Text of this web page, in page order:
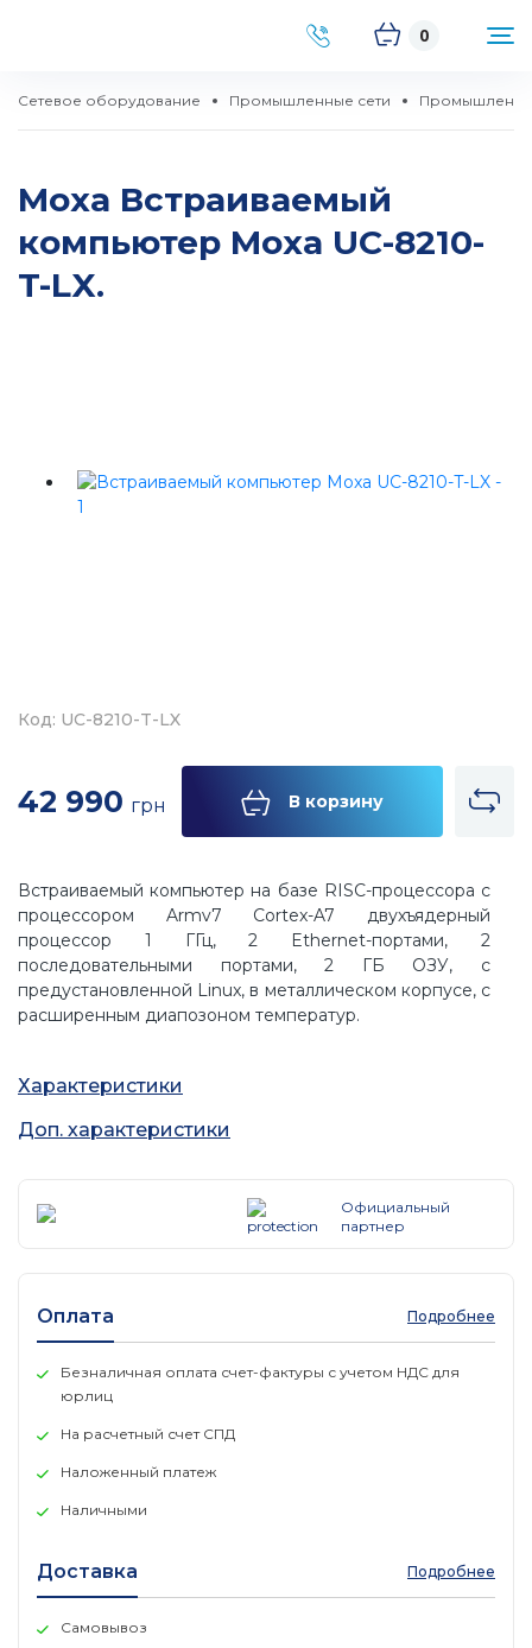
0
Сетевое оборудование Промышленные сети
Moxa Встраиваемый
компьютер Moxa UC-8210-
T-LX.
Код: UC-8210-T-LX
42 990 грн В корзину
Встраиваемый компьютер на базе RISC-процессора с
процессором Armv7 Cortex-A7 двухъядерный
процессор 1 ГГц, 2 Ethernet-портами, 2
последовательными портами, 2 ГБ ОЗУ, с
предустановленной Linux, в металлическом корпусе, с
расширенным диапозоном температур.
Характеристики
Доп. характеристики
Официальный
партнер
Оплата Подробнее
Безналичная оплата счет-фактуры с учетом НДС для
юрлиц
На расчетный счет СПД
Наложенный платеж
Наличными
Доставка Подробнее
Самовывоз